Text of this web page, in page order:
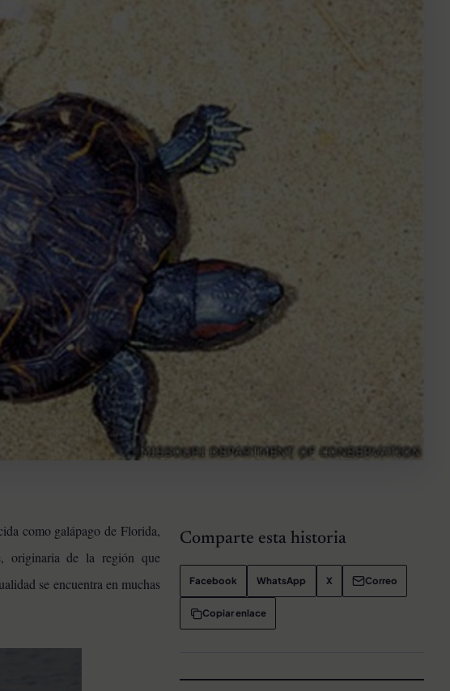
como galápago de Florida,
originaria de la región que
se encuentra en muchas
Comparte esta historia
Facebook WhatsApp X Correo
Copiar enlace